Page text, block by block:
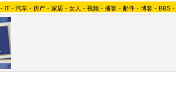
- IT - 汽车 - 房产 - 家居 - 女人 - 视频 - 播客 - 邮件 - 博客 - BBS -